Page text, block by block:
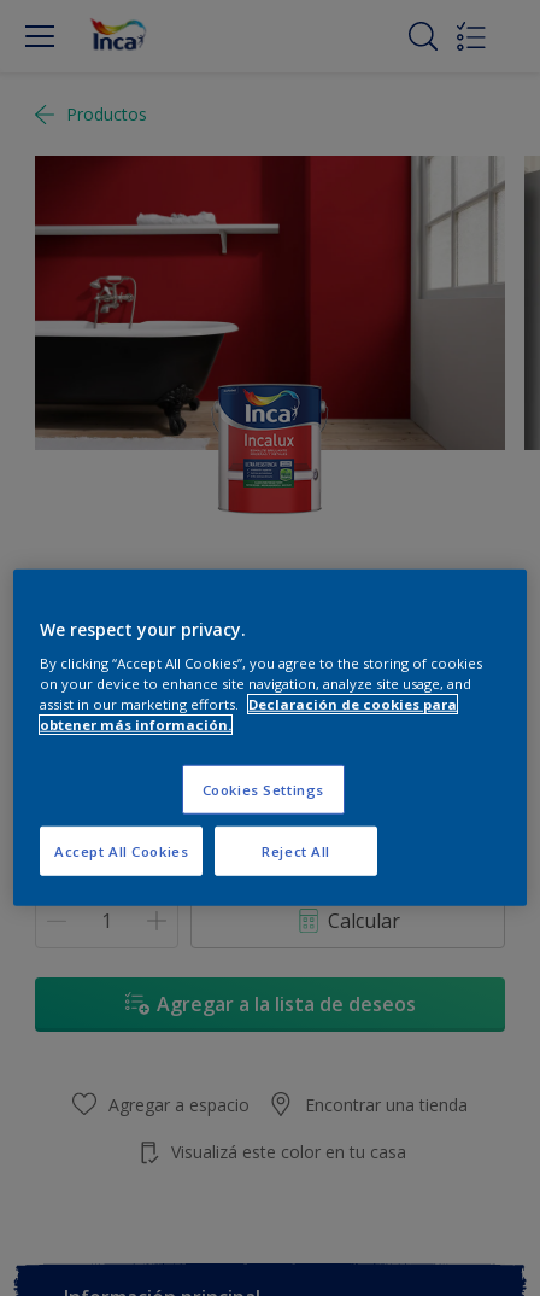
Productos
Oriental Increíble * - 04YR 11/537
Cambiar de color
Cantidad Calculadora de pintura
Calcular
Agregar a la lista de deseos
Agregar a espacio Encontrar una tienda
Visualizá este color en tu casa
We respect your privacy.
By clicking “Accept All Cookies”, you agree to the storing of cookies
on your device to enhance site navigation, analyze site usage, and
assist in our marketing efforts.
Declaración de cookies para
obtener más información.
Cookies Settings
Reject All
Accept All Cookies